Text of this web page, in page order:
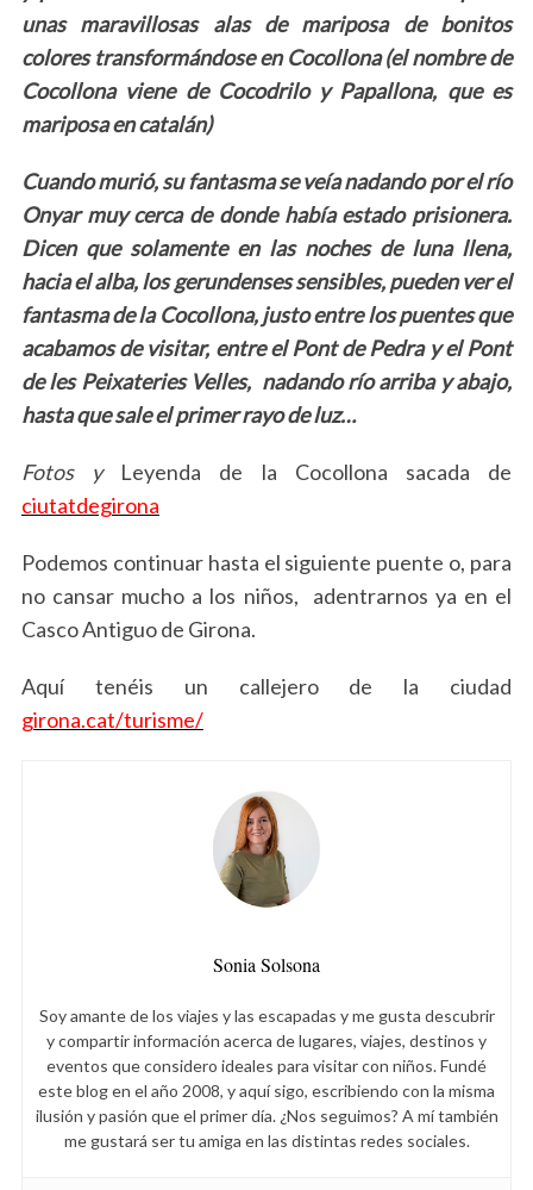
unas maravillosas alas de mariposa de bonitos
colores transformándose en Cocollona (el nombre de
Cocollona viene de Cocodrilo y Papallona, que es
mariposa en catalán)
Cuando murió, su fantasma se veía nadando por el río
Onyar muy cerca de donde había estado prisionera.
Dicen que solamente en las noches de luna llena,
hacia el alba, los gerundenses sensibles, pueden ver el
fantasma de la Cocollona, justo entre los puentes que
acabamos de visitar, entre el Pont de Pedra y el Pont
de les Peixateries Velles, nadando río arriba y abajo,
hasta que sale el primer rayo de luz…
Fotos y
Leyenda de la Cocollona sacada de
ciutatdegirona
Podemos continuar hasta el siguiente puente o, para
no cansar mucho a los niños, adentrarnos ya en el
Casco Antiguo de Girona.
Aquí tenéis un callejero de la ciudad
girona.cat/turisme/
Sonia Solsona
Soy amante de los viajes y las escapadas y me gusta descubrir
y compartir información acerca de lugares, viajes, destinos y
eventos que considero ideales para visitar con niños. Fundé
este blog en el año 2008, y aquí sigo, escribiendo con la misma
ilusión y pasión que el primer día. ¿Nos seguimos? A mí también
me gustará ser tu amiga en las distintas redes sociales.
a
r
c
h
r
: